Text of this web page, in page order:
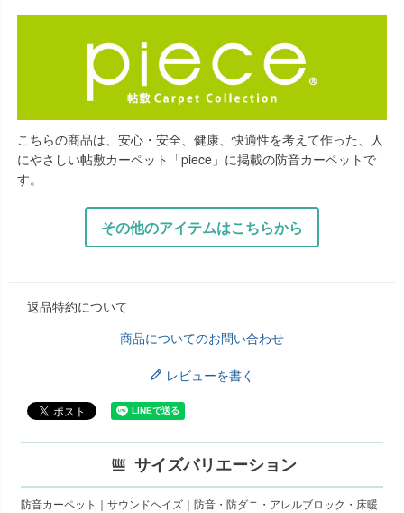
こちらの商品は、安心・安全、健康、快適性を考えて作った、人
にやさしい帖敷カーペット「piece」に掲載の防音カーペットで
す。
その他のアイテムはこちらから
返品特約について
商品についてのお問い合わせ
レビューを書く
サイズバリエーション
防音カーペット｜サウンドヘイズ｜防音・防ダニ・アレルブロック・床暖